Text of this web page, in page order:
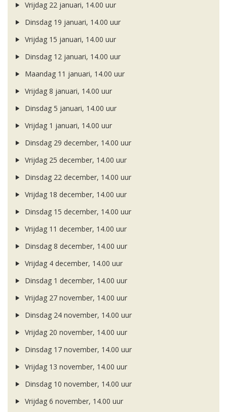
Vrijdag 22 januari, 14.00 uur
Dinsdag 19 januari, 14.00 uur
Vrijdag 15 januari, 14.00 uur
Dinsdag 12 januari, 14.00 uur
Maandag 11 januari, 14.00 uur
Vrijdag 8 januari, 14.00 uur
Dinsdag 5 januari, 14.00 uur
Vrijdag 1 januari, 14.00 uur
Dinsdag 29 december, 14.00 uur
Vrijdag 25 december, 14.00 uur
Dinsdag 22 december, 14.00 uur
Vrijdag 18 december, 14.00 uur
Dinsdag 15 december, 14.00 uur
Vrijdag 11 december, 14.00 uur
Dinsdag 8 december, 14.00 uur
Vrijdag 4 december, 14.00 uur
Dinsdag 1 december, 14.00 uur
Vrijdag 27 november, 14.00 uur
Dinsdag 24 november, 14.00 uur
Vrijdag 20 november, 14.00 uur
Dinsdag 17 november, 14.00 uur
Vrijdag 13 november, 14.00 uur
Dinsdag 10 november, 14.00 uur
Vrijdag 6 november, 14.00 uur